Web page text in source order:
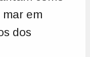
mar em
dos